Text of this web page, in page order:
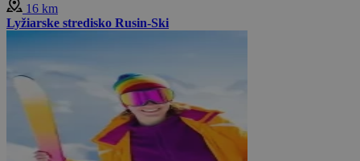
16 km
Lyžiarske stredisko Rusin-Ski